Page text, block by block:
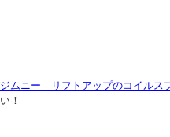
ジムニー リフトアップのコイルス
い！